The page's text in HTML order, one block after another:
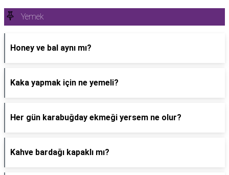
Yemek
Honey ve bal aynı mı?
Kaka yapmak için ne yemeli?
Her gün karabuğday ekmeği yersem ne olur?
Kahve bardağı kapaklı mı?